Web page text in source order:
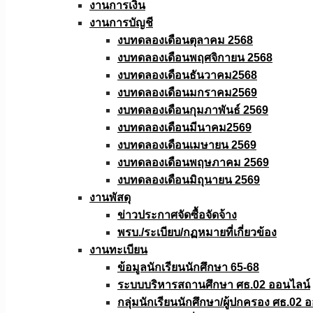
งานการเงิน
งานการบัญชี
งบทดลองเดือนตุลาคม 2568
งบทดลองเดือนพฤศจิกายน 2568
งบทดลองเดือนธันวาคม2568
งบทดลองเดือนมกราคม2569
งบทดลองเดือนกุมภาพันธ์ 2569
งบทดลองเดือนมีนาคม2569
งบทดลองเดือนเมษายน 2569
งบทดลองเดือนพฤษภาคม 2569
งบทดลองเดือนมิถุนายน 2569
งานพัสดุ
ข่าวประกาศจัดซื้อจัดจ้าง
พรบ./ระเบียบ/กฏหมายที่เกี่ยวข้อง
งานทะเบียน
ข้อมูลนักเรียนนักศึกษา 65-68
ระบบบริหารสถานศึกษา ศธ.02 ออนไลน์
กลุ่มนักเรียนนักศึกษา/ผู้ปกครอง ศธ.02